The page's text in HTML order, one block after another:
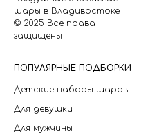
шары в Владивостоке
© 2025 Все права
защищены
ПОПУЛЯРНЫЕ ПОДБОРКИ
Детские наборы шаров
Для девушки
Для мужчины